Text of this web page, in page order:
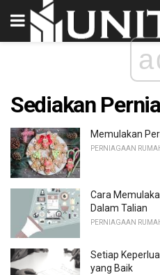
Sediakan
Memulakan
PERNIAGAAN
Cara
Dalam Talian
PERNIAGAAN
Setiap
yang Baik